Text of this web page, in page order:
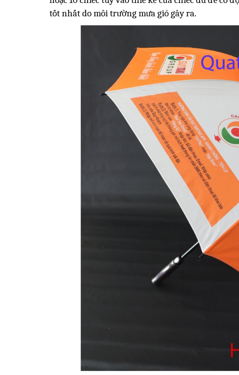
tốt nhất do môi trường mưa gió gây ra.